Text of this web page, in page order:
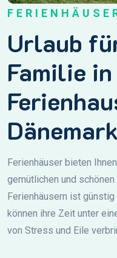
Urlaub
Familie
Dänemark
Ferienhäuser bieten
gemütlichen und
Ferienhäusern ist
können ihre Zeit unter
von Stress und Eile